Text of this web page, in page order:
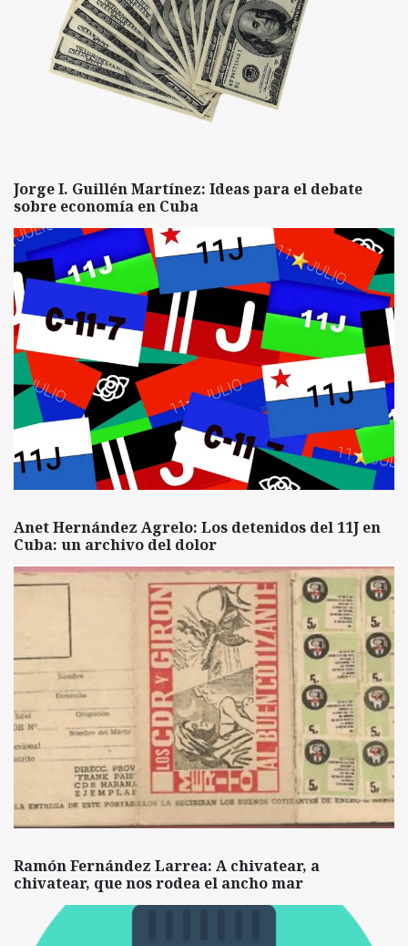
Jorge I. Guillén Martínez: Ideas para el debate
sobre economía en Cuba
Anet Hernández Agrelo: Los detenidos del 11J en
Cuba: un archivo del dolor
Ramón Fernández Larrea: A chivatear, a
chivatear, que nos rodea el ancho mar